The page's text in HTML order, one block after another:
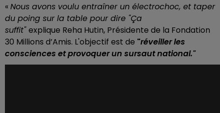
«Nous avons voulu entraîner un électrochoc, et taper
du poing sur la table pour dire "Ça
suffit"explique Reha Hutin, Présidente de la Fondation
30 Millions d’Amis. L'objectif est de "réveiller les
consciences et provoquer un sursaut national."